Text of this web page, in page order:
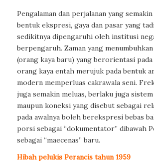
Pengalaman dan perjalanan yang
bentuk ekspresi, gaya dan pasar yang
sedikitnya dipengaruhi oleh institusi
berpengaruh. Zaman yang
(orang kaya baru) yang berorientasi
orang kaya entah merujuk pada bentuk
modern memperluas cakrawala seni.
juga semakin meluas, berlaku juga
maupun koneksi yang disebut sebagai
pada awalnya boleh berekspresi bebas
porsi sebagai “dokumentator” dibawah
sebagai “maecenas” baru.
Hibah pelukis Perancis tahun 1959